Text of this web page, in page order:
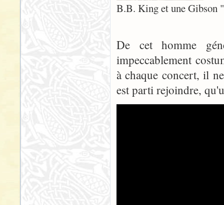
B.B. King et une Gibson
De cet homme
impeccablement
à chaque concert, il
est parti rejoindre,